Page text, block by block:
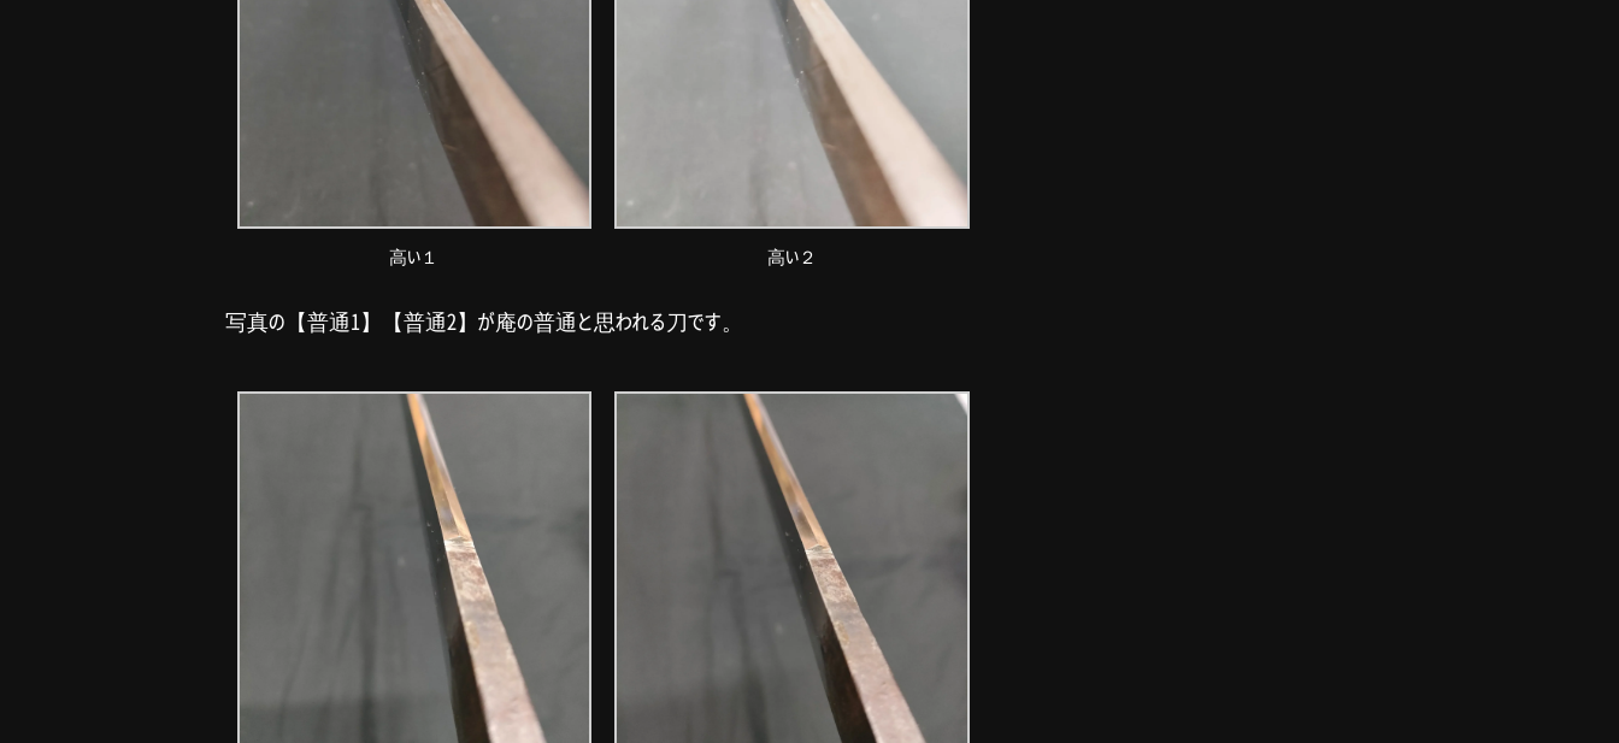
高い１ 高い２
写真の【普通1】【普通2】が庵の普通と思われる刀です。